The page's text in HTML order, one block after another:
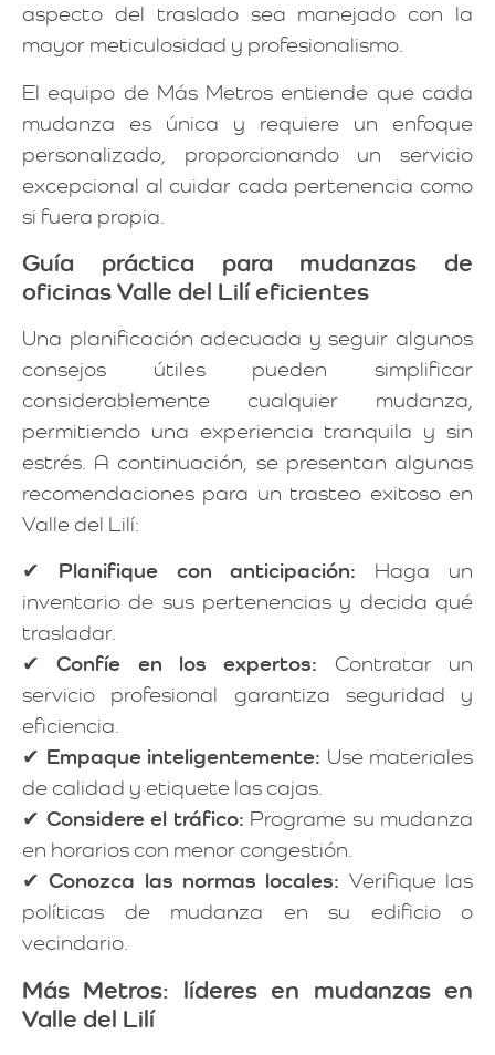
aspecto del traslado sea manejado con la
mayor meticulosidad y profesionalismo.
El equipo de Más Metros entiende que cada
mudanza es única y requiere un enfoque
personalizado, proporcionando un servicio
excepcional al cuidar cada pertenencia como
si fuera propia.
Guía práctica para mudanzas de
oficinas Valle del Lilí eficientes
Una planificación adecuada y seguir algunos
consejos útiles pueden simplificar
considerablemente cualquier mudanza,
permitiendo una experiencia tranquila y sin
estrés. A continuación, se presentan algunas
recomendaciones para un trasteo exitoso en
Valle del Lilí:
✔ Planifique con anticipación: Haga un
inventario de sus pertenencias y decida qué
trasladar.
✔Confíe en los expertos: Contratar un
servicio profesional garantiza seguridad y
eficiencia.
✔ Empaque inteligentemente: Use materiales
de calidad y etiquete las cajas.
✔ Considere el tráfico: Programe su mudanza
en horarios con menor congestión.
✔Conozca las normas locales: Verifique las
políticas de mudanza en su edificio o
vecindario.
Más Metros: líderes en mudanzas en
Valle del Lilí